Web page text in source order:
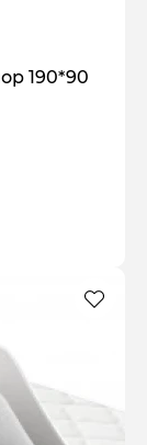
190*90